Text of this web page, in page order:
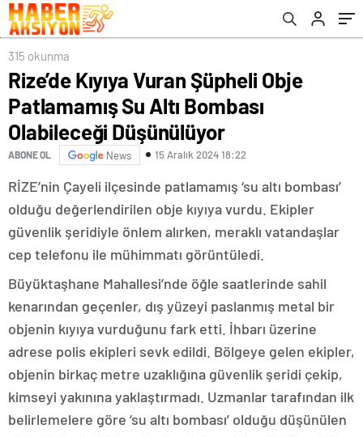
Düşünülüyor
315 okunma
Rize’de Kıyıya Vuran Şüpheli Obje
Patlamamış Su Altı Bombası
Olabileceği Düşünülüyor
ABONE OL News 15 Aralık 2024 18:22
RİZE’nin Çayeli ilçesinde patlamamış ‘su altı bombası’
olduğu değerlendirilen obje kıyıya vurdu. Ekipler
güvenlik şeridiyle önlem alırken, meraklı vatandaşlar
cep telefonu ile mühimmatı görüntüledi.
Büyüktaşhane Mahallesi’nde öğle saatlerinde sahil
kenarından geçenler, dış yüzeyi paslanmış metal bir
objenin kıyıya vurduğunu fark etti. İhbarı üzerine
adrese polis ekipleri sevk edildi. Bölgeye gelen ekipler,
objenin birkaç metre uzaklığına güvenlik şeridi çekip,
kimseyi yakınına yaklaştırmadı. Uzmanlar tarafından ilk
belirlemelere göre ‘su altı bombası’ olduğu düşünülen